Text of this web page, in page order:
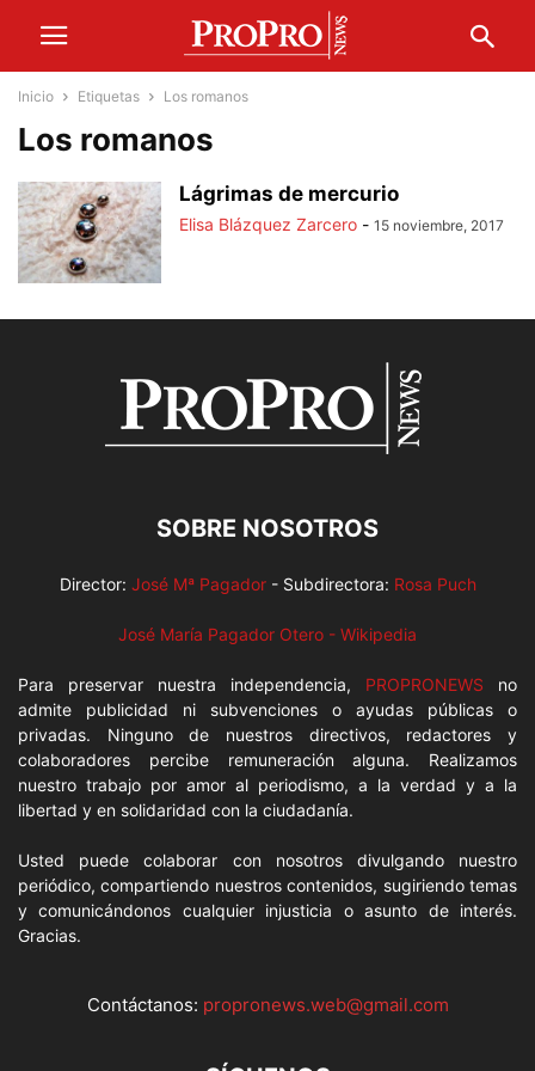
Inicio Etiquetas Los romanos
Los romanos
Lágrimas de mercurio
Elisa Blázquez Zarcero - 15 noviembre, 2017
SOBRE NOSOTROS
Director: José Mª Pagador- Subdirectora: Rosa Puch
José María Pagador Otero - Wikipedia
Para preservar nuestra independencia, PROPRONEWS no
admite publicidad ni subvenciones o ayudas públicas o
privadas. Ninguno de nuestros directivos, redactores y
colaboradores percibe remuneración alguna. Realizamos
nuestro trabajo por amor al periodismo, a la verdad y a la
libertad y en solidaridad con la ciudadanía.
Usted puede colaborar con nosotros divulgando nuestro
periódico, compartiendo nuestros contenidos, sugiriendo temas
y comunicándonos cualquier injusticia o asunto de interés.
Gracias.
Contáctanos: propronews.web@gmail.com